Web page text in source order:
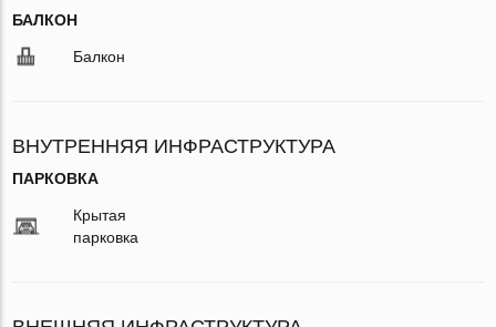
БАЛКОН
Балкон
ВНУТРЕННЯЯ ИНФРАСТРУКТУРА
ПАРКОВКА
Крытая
парковка